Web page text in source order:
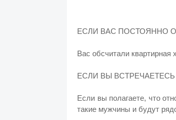
ЕСЛИ ВАС ПОСТОЯННО
Вас обсчитали
ЕСЛИ ВЫ
Если вы полагаете, что
такие мужчины и будут